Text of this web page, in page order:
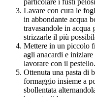
Lavare con cura le
in abbondante acqua
travasandole in acqua
strizzarle il più
Mettere in un piccolo
agli anacardi e
lavorare con il pestello.
Ottenuta una pasta di
formaggio insieme a
sbollentata